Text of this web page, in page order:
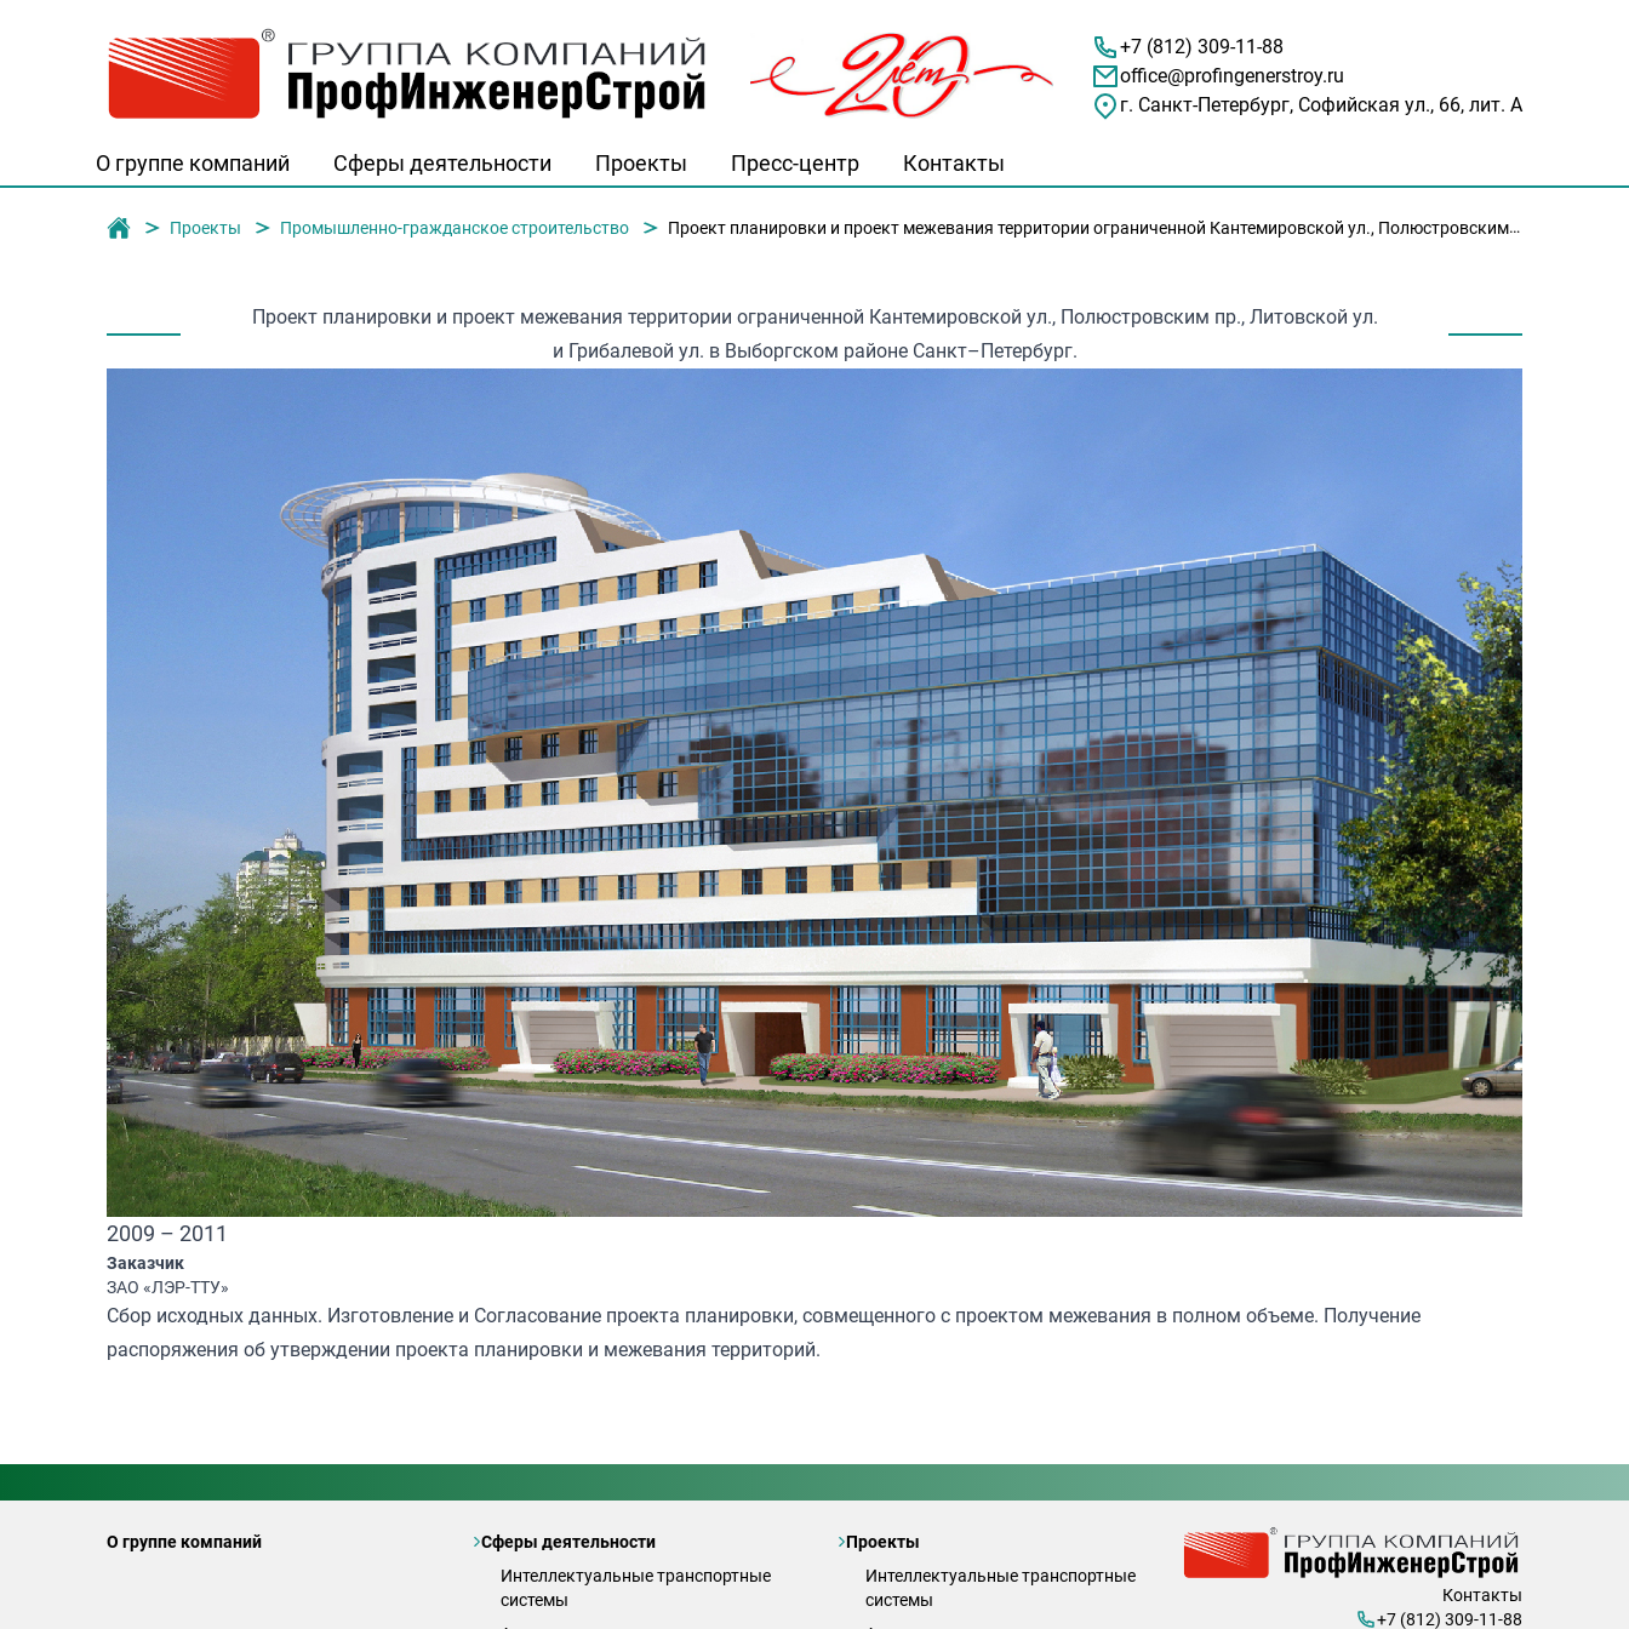
+7 (812) 309-11-88
office@profingenerstroy.ru
г. Санкт-Петербург, Софийская ул., 66, лит. А
О группе компаний Сферы деятельности Проекты Пресс-центр Контакты
Группа компаний "ПрофИнженерСтрой"
Проекты Промышленно-гражданское строительство Проект планировки и проект межевания территории ограниченной Кантемировской ул., Полюстровским пр., Литовской ул. и Грибалевой ул. в Выборгском районе Санкт–Петербург.
Проект планировки и проект межевания территории ограниченной Кантемировской ул., Полюстровским пр., Литовской ул.
и Грибалевой ул. в Выборгском районе Санкт–Петербург.
2009 – 2011
Заказчик
ЗАО «ЛЭР-ТТУ»
Сбор исходных данных. Изготовление и Согласование проекта планировки, совмещенного с проектом межевания в полном объеме. Получение
распоряжения об утверждении проекта планировки и межевания территорий.
О группе компаний
Сферы деятельности
Интеллектуальные транспортные
системы
Проекты
Интеллектуальные транспортные
системы
Контакты
+7 (812) 309-11-88